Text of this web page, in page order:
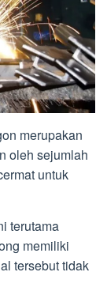
merupakan
oleh sejumlah
untuk
terutama
memiliki
tersebut tidak